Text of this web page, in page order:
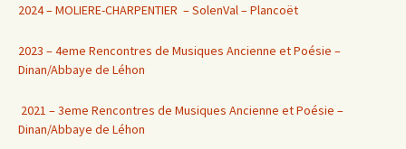
2024 – MOLIERE-CHARPENTIER – SolenVal – Plancoët
2023 – 4eme Rencontres de Musiques Ancienne et Poésie –
Dinan/Abbaye de Léhon
2021 – 3eme Rencontres de Musiques Ancienne et Poésie –
Dinan/Abbaye de Léhon